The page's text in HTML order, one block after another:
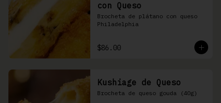
con Queso
Brocheta de plátano con queso
Philadelphia
$86.00
Kushiage de Queso
Brocheta de queso gouda (40g)